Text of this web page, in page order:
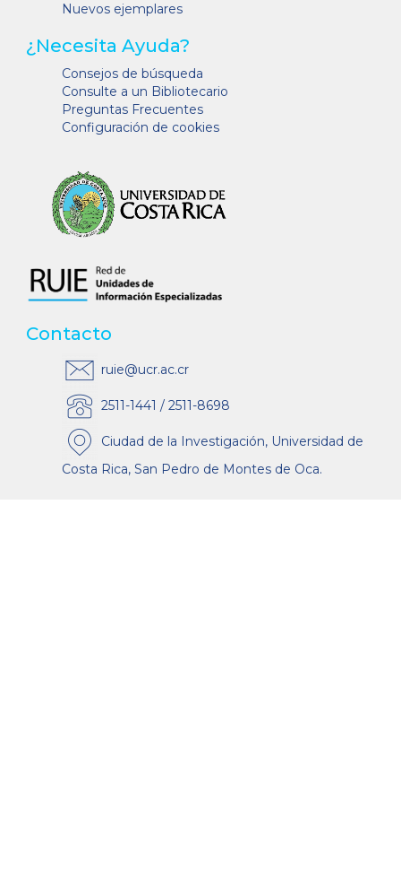
Nuevos ejemplares
¿Necesita Ayuda?
Consejos de búsqueda
Consulte a un Bibliotecario
Preguntas Frecuentes
Configuración de cookies
Contacto
ruie@ucr.ac.cr
2511-1441 / 2511-8698
Ciudad de la Investigación, Universidad de
Costa Rica, San Pedro de Montes de Oca.